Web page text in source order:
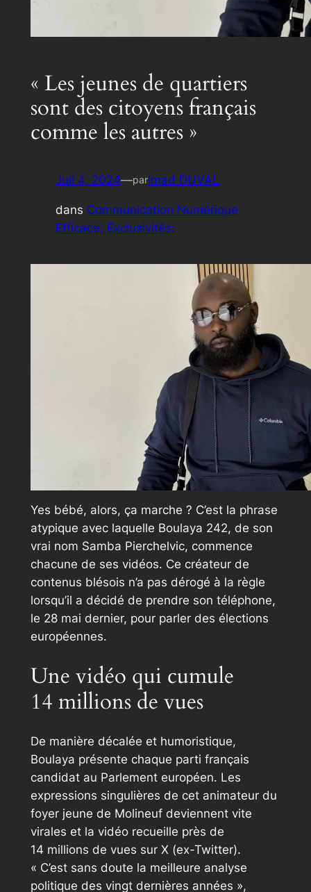
« Les jeunes de quartiers
sont des citoyens français
comme les autres »
Juil 4, 2024—parImad DUVAL
dans Communication Numérique
Efficace; Exclusivités:
Yes bébé, alors, ça marche ? C’est la phrase
atypique avec laquelle Boulaya 242, de son
vrai nom Samba Pierchelvic, commence
chacune de ses vidéos. Ce créateur de
contenus blésois n’a pas dérogé à la règle
lorsqu’il a décidé de prendre son téléphone,
le 28 mai dernier, pour parler des élections
européennes.
Une vidéo qui cumule
14 millions de vues
De manière décalée et humoristique,
Boulaya présente chaque parti français
candidat au Parlement européen. Les
expressions singulières de cet animateur du
foyer jeune de Molineuf deviennent vite
virales et la vidéo recueille près de
14 millions de vues sur X (ex-Twitter).
« C’est sans doute la meilleure analyse
politique des vingt dernières années »,